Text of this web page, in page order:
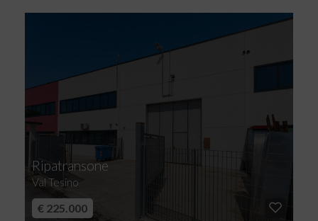
Ripatransone
Val Tesino
€ 225.000